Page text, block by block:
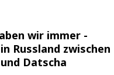
wir immer -
Russland zwischen
Datscha